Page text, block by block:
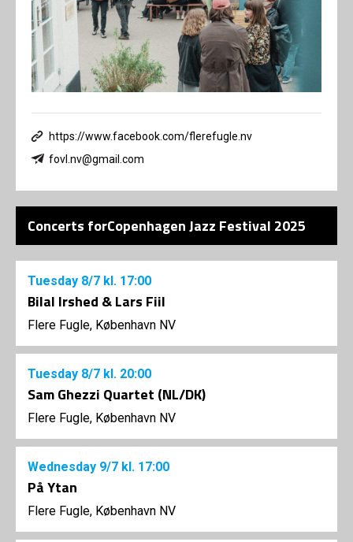
https://www.facebook.com/flerefugle.nv
fovl.nv@gmail.com
Concerts forCopenhagen Jazz Festival 2025
Tuesday 8/7 kl. 17:00
Bilal Irshed & Lars Fiil
Flere Fugle, København NV
Tuesday 8/7 kl. 20:00
Sam Ghezzi Quartet (NL/DK)
Flere Fugle, København NV
Wednesday 9/7 kl. 17:00
På Ytan
Flere Fugle, København NV